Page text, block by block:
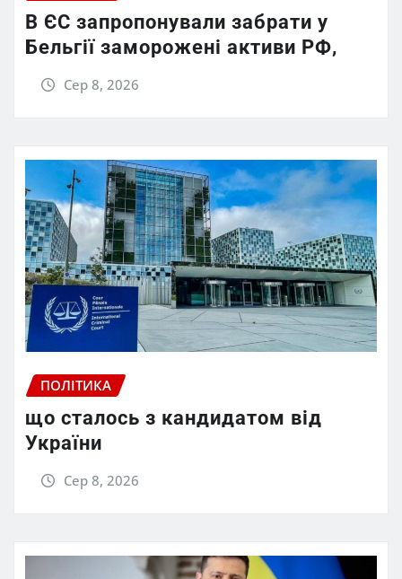
В ЄС запропонували забрати у
Бельгії заморожені активи РФ,
Сер 8, 2026
ПОЛІТИКА
що сталось з кандидатом від
України
Сер 8, 2026